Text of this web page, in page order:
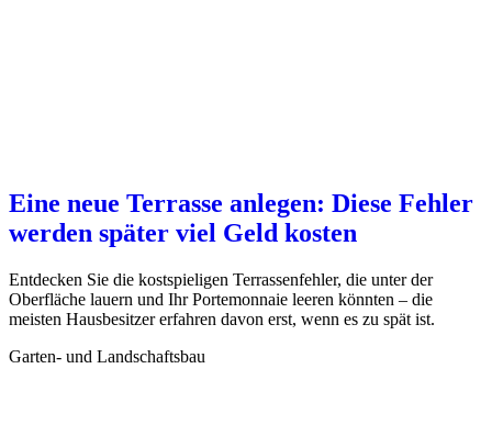
Eine neue Terrasse anlegen: Diese Fehler
werden später viel Geld kosten
Entdecken Sie die kostspieligen Terrassenfehler, die unter der
Oberfläche lauern und Ihr Portemonnaie leeren könnten – die
meisten Hausbesitzer erfahren davon erst, wenn es zu spät ist.
Garten- und Landschaftsbau